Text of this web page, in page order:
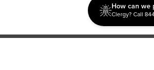
How can we
Clergy? Call